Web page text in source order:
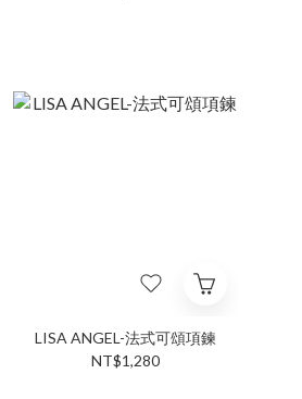
LISA ANGEL-法式可頌項鍊
NT$1,280